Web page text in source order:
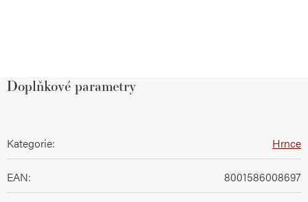
Doplňkové parametry
Kategorie: Hrnce
EAN: 8001586008697